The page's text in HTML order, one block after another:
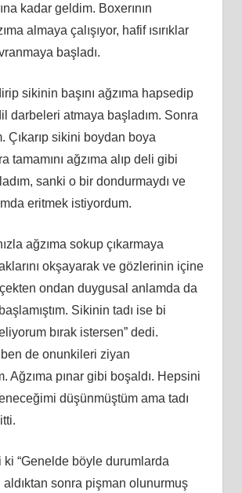
kadar geldim. Boxerının
almaya çalışıyor, hafif ısırıklar
başladı.
sikinin başını ağzıma hapsedip
darbeleri atmaya başladım. Sonra
Çıkarıp sikini boydan boya
tamamını ağzıma alıp deli gibi
sanki o bir dondurmaydı ve
eritmek istiyordum.
ağzıma sokup çıkarmaya
okşayarak ve gözlerinin içine
ondan duygusal anlamda da
Sikinin tadı ise bi
bırak istersen” dedi.
ben de onunkileri ziyan
Ağzıma pınar gibi boşaldı. Hepsini
düşünmüştüm ama tadı
ki “Genelde böyle durumlarda
aldıktan sonra pişman olunurmuş